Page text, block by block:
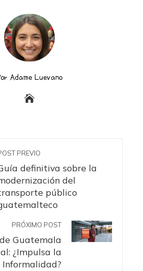
Adame Luevano
PREVIO
definitiva sobre la
del
público
PRÓXIMO POST
Guatemala
¿Impulsa la
Informalidad?